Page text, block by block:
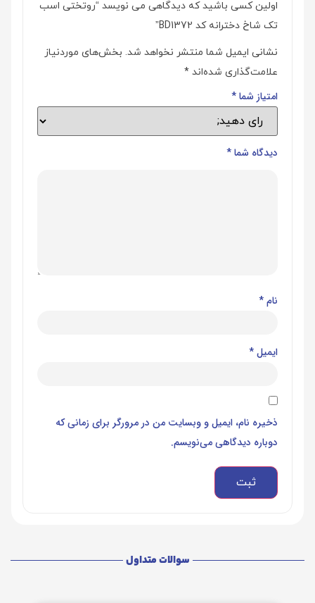
اولین کسی باشید که دیدگاهی می نویسد “روتختی اسب
تک شاخ دخترانه کد BD1372”
نشانی ایمیل شما منتشر نخواهد شد. بخش‌های موردنیاز
علامت‌گذاری شده‌اند *
امتیاز شما*
دیدگاه شما*
نام*
ایمیل*
ذخیره نام، ایمیل و وبسایت من در مرورگر برای زمانی که
دوباره دیدگاهی می‌نویسم.
سوالات متداول